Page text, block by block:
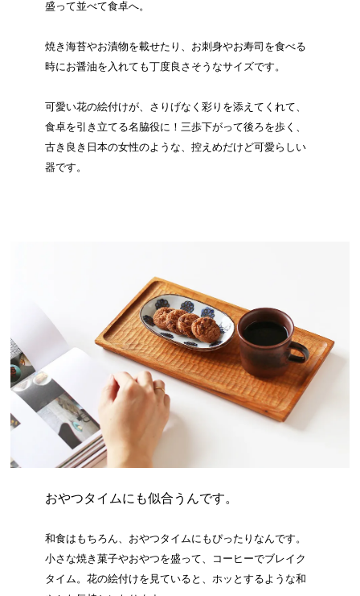
盛って並べて食卓へ。
焼き海苔やお漬物を載せたり、お刺身やお寿司を食べる
時にお醤油を入れても丁度良さそうなサイズです。
可愛い花の絵付けが、さりげなく彩りを添えてくれて、
食卓を引き立てる名脇役に！三歩下がって後ろを歩く、
古き良き日本の女性のような、控えめだけど可愛らしい
器です。
おやつタイムにも似合うんです。
和食はもちろん、おやつタイムにもぴったりなんです。
小さな焼き菓子やおやつを盛って、コーヒーでブレイク
タイム。花の絵付けを見ていると、ホッとするような和